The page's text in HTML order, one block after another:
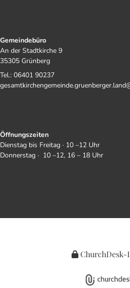
Gemeindebüro
An der Stadtkirche 9
35305 Grünberg
Tel.: 06401 90237
Öffnungszeiten
Dienstag bis Freitag · 10 –12 Uhr
Donnerstag · 10 –12, 16 – 18 Uhr
ChurchDesk-